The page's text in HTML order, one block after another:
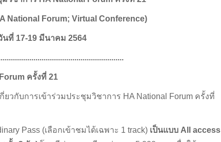
National Forum; Virtual Conference)
นที่ 17-19 มีนาคม 2564
ครั้งที่ 21
กับการเข้าร่วมประชุมวิชาการ HA National Forum ครั้งที่
Pass (เลือกเข้าชมได้เฉพาะ 1 track) เป็นแบบ All access